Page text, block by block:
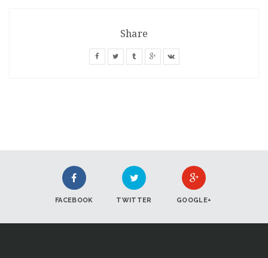
Share
FACEBOOK TWITTER GOOGLE+